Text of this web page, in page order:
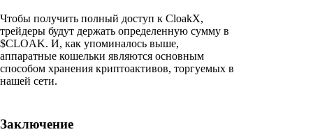
Чтобы получить полный доступ к CloakX,
трейдеры будут держать определенную сумму в
$CLOAK. И, как упоминалось выше,
аппаратные кошельки являются основным
способом хранения криптоактивов, торгуемых в
нашей сети.
Заключение